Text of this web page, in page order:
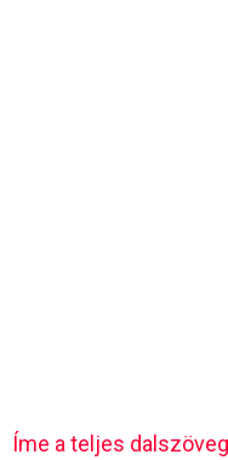
Íme a teljes dalszöveg